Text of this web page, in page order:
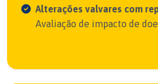
Alterações valvares com
Avaliação de impacto de